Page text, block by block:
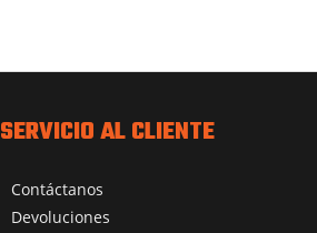
SERVICIO AL CLIENTE
Contáctanos
Devoluciones